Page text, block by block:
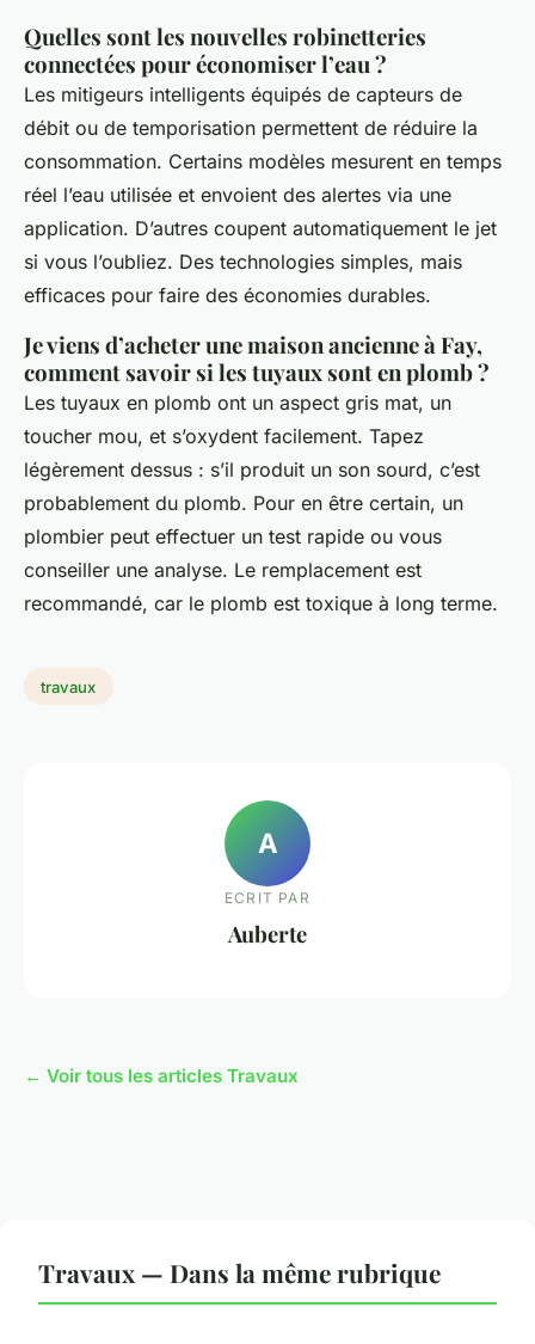
Quelles sont les nouvelles robinetteries
connectées pour économiser l’eau ?
Les mitigeurs intelligents équipés de capteurs de
débit ou de temporisation permettent de réduire la
consommation. Certains modèles mesurent en temps
réel l’eau utilisée et envoient des alertes via une
application. D’autres coupent automatiquement le jet
si vous l’oubliez. Des technologies simples, mais
efficaces pour faire des économies durables.
Je viens d’acheter une maison ancienne à Fay,
comment savoir si les tuyaux sont en plomb ?
Les tuyaux en plomb ont un aspect gris mat, un
toucher mou, et s’oxydent facilement. Tapez
légèrement dessus : s’il produit un son sourd, c’est
probablement du plomb. Pour en être certain, un
plombier peut effectuer un test rapide ou vous
conseiller une analyse. Le remplacement est
recommandé, car le plomb est toxique à long terme.
travaux
A
ECRIT PAR
Auberte
← Voir tous les articles Travaux
Travaux — Dans la même rubrique